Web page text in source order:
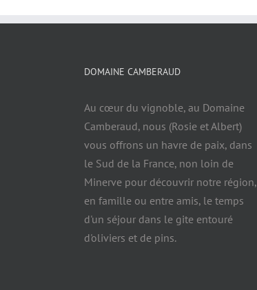
DOMAINE CAMBERAUD
Au cœur du vignoble, au Domaine
Camberaud, nous (Rosie et Albert)
vous offrons un havre de paix, dans
le Sud de la France, non loin de
Minerve pour découvrir notre région,
en famille ou entre amis, le temps
d'un séjour dans le gite entouré
d'oliviers et de pins.